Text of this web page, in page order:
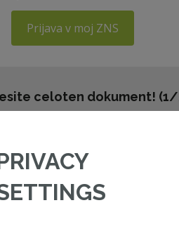
Prijava v moj ZNS
celoten dokument!
prenos dveh celotnih dokumentov